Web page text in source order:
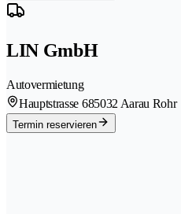
LIN GmbH
Autovermietung
Hauptstrasse 685032 Aarau Rohr
Termin reservieren